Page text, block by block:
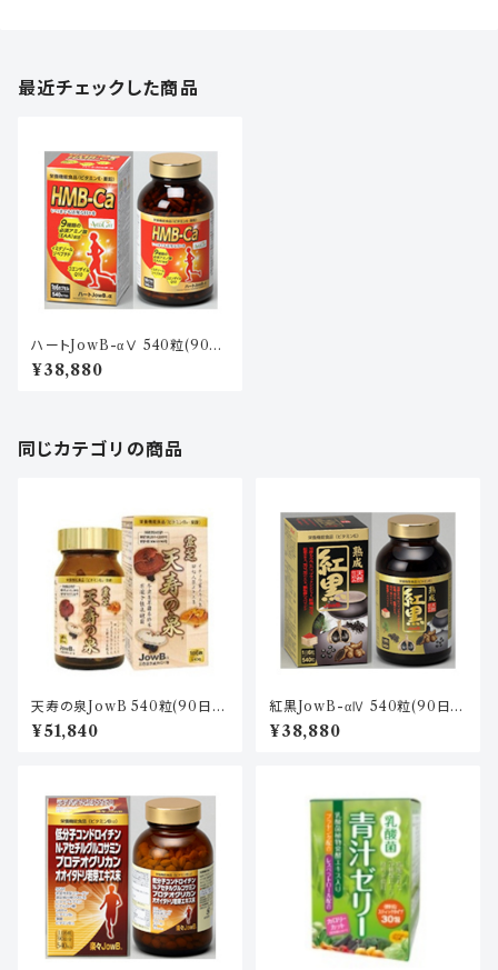
最近チェックした商品
ハートJowB-αⅤ 540粒(90日
分)
¥38,880
同じカテゴリの商品
天寿の泉JowB 540粒(90日
分)
¥51,840
紅黒JowB-αⅣ 540粒(90日
分)
¥38,880